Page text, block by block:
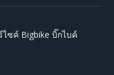
ไซค์ Bigbike บิ๊กไบค์